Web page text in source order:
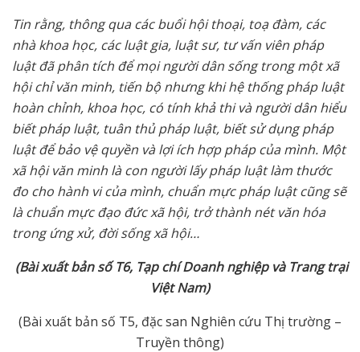
Tin rằng, thông qua các buổi hội thoại, toạ đàm, các
nhà khoa học, các luật gia, luật sư, tư vấn viên pháp
luật đã phân tích để mọi người dân sống trong một xã
hội chỉ văn minh, tiến bộ nhưng khi hệ thống pháp luật
hoàn chỉnh, khoa học, có tính khả thi và người dân hiểu
biết pháp luật, tuân thủ pháp luật, biết sử dụng pháp
luật để bảo vệ quyền và lợi ích hợp pháp của mình. Một
xã hội văn minh là con người lấy pháp luật làm thước
đo cho hành vi của mình, chuẩn mực pháp luật cũng sẽ
là chuẩn mực đạo đức xã hội, trở thành nét văn hóa
trong ứng xử, đời sống xã hội…
(Bài xuất bản số T6, Tạp chí Doanh nghiệp và Trang trại
Việt Nam)
(Bài xuất bản số T5, đặc san Nghiên cứu Thị trường –
Truyền thông)